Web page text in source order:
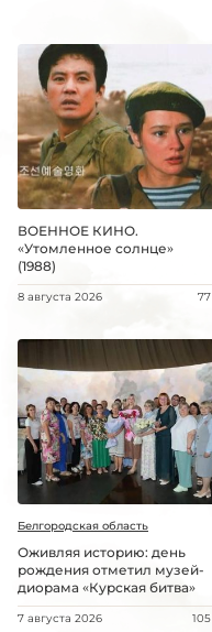
ВОЕННОЕ КИНО.
«Утомленное солнце»
(1988)
8 августа 2026 77
Белгородская область
Оживляя историю: день
рождения отметил музей-
диорама «Курская битва»
7 августа 2026 105